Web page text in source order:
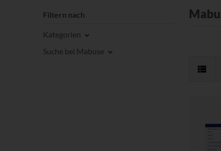
Filtern nach
Kategorien
Suche bei Mabuse